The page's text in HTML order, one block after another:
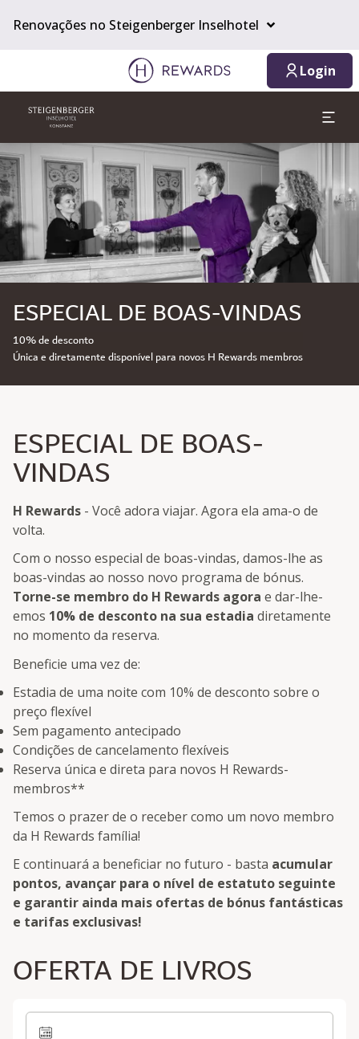
Renovações no Steigenberger Inselhotel
Login
Diapositivo 1 de 1
ESPECIAL DE BOAS-VINDAS
10% de desconto
Única e diretamente disponível para novos H Rewards membros
ESPECIAL DE BOAS-
VINDAS
H Rewards - Você adora viajar. Agora ela ama-o de
volta.
Com o nosso especial de boas-vindas, damos-lhe as
boas-vindas ao nosso novo programa de bónus.
Torne-se membro do H Rewards agora e dar-lhe-
emos 10% de desconto na sua estadia diretamente
no momento da reserva.
Beneficie uma vez de:
Estadia de uma noite com 10% de desconto sobre o
preço flexível
Sem pagamento antecipado
Condições de cancelamento flexíveis
Reserva única e direta para novos H Rewards-
membros**
Temos o prazer de o receber como um novo membro
da H Rewards família!
E continuará a beneficiar no futuro - basta acumular
pontos, avançar para o nível de estatuto seguinte
e garantir ainda mais ofertas de bónus fantásticas
e tarifas exclusivas!
OFERTA DE LIVROS